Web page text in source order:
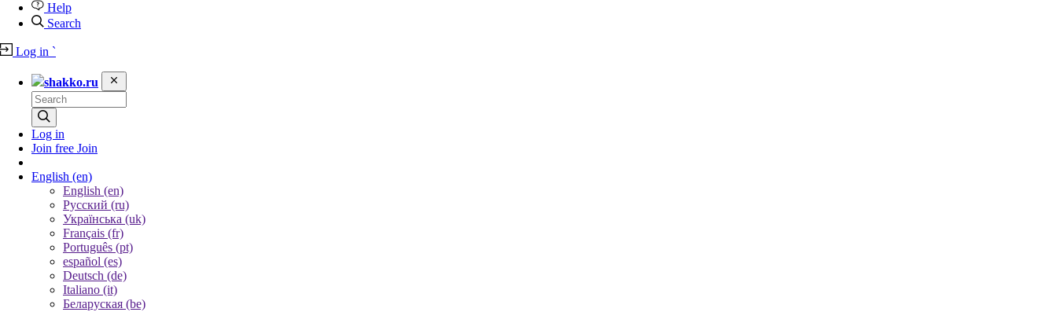
Help
Search
Log in `
shakko.ru
Log in
Join free Join
English (en)
English (en)
Русский (ru)
Українська (uk)
Français (fr)
Português (pt)
español (es)
Deutsch (de)
Italiano (it)
Беларуская (be)